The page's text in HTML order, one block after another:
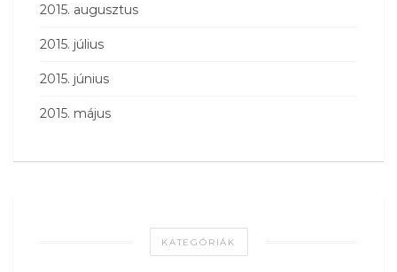
2015. augusztus
2015. július
2015. június
2015. május
KATEGÓRIÁK